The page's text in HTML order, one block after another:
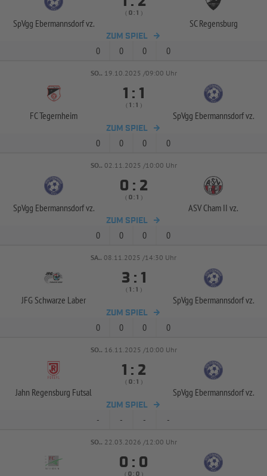
SpVgg Ebermannsdorf vz.
( :  )
SC Regensburg
ZUM SPIEL
0 0 0 0
SO.. 19.10.2025 /09:00 Uhr
FC Tegernheim
 : 
(  :  )
SpVgg Ebermannsdorf vz.
ZUM SPIEL
0 0 0 0
SO.. 02.11.2025 /10:00 Uhr
SpVgg Ebermannsdorf vz.
 : 
( :  )
ASV Cham II vz.
ZUM SPIEL
0 0 0 0
SA.. 08.11.2025 /14:30 Uhr
JFG Schwarze Laber
 : 
(  :  )
SpVgg Ebermannsdorf vz.
ZUM SPIEL
0 0 0 0
SO.. 16.11.2025 /10:00 Uhr
Jahn Regensburg Futsal
 : 
( :  )
SpVgg Ebermannsdorf vz.
ZUM SPIEL
- - - -
SO.. 22.03.2026 /12:00 Uhr
 : 
(   )